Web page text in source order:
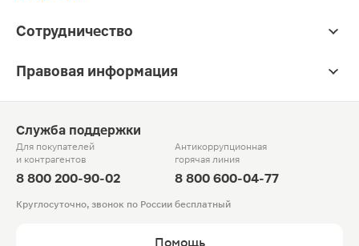
Сотрудничество
Правовая информация
Служба поддержки
Для покупателей
и контрагентов
8 800 200-90-02
Антикоррупционная
горячая линия
8 800 600-04-77
Круглосуточно, звонок по России бесплатный
Помощь